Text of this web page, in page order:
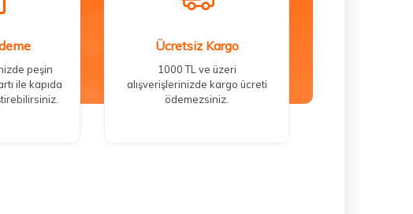
peşin
ile kapıda
Ücretsiz Kargo
1000 TL ve üzeri
alışverişlerinizde kargo ücreti
ödemezsiniz.